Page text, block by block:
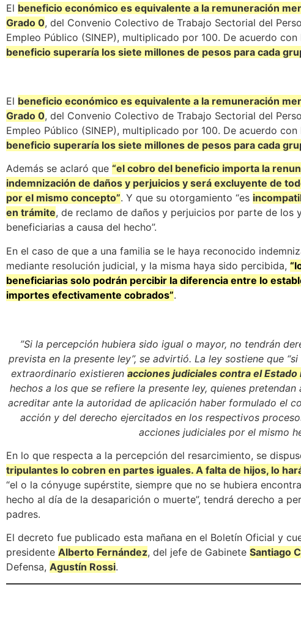
El beneficio económico es equivalente a la remuneración
Grado 0, del Convenio Colectivo de Trabajo Sectorial del
Empleo Público (SINEP), multiplicado por 100. De acuerdo
beneficio superaría los siete millones de pesos para cada
El beneficio económico es equivalente a la remuneración
Grado 0, del Convenio Colectivo de Trabajo Sectorial del
Empleo Público (SINEP), multiplicado por 100. De acuerdo
beneficio superaría los siete millones de pesos para cada
Además se aclaró que “el cobro del beneficio importa la
indemnización de daños y perjuicios y será excluyente de
por el mismo concepto”. Y que su otorgamiento “es
en trámite, de reclamo de daños y perjuicios por parte de los
beneficiarias a causa del hecho”.
En el caso de que a una familia se le haya reconocido
mediante resolución judicial, y la misma haya sido percibida,
beneficiarias solo podrán percibir la diferencia entre lo
importes efectivamente cobrados”.
”Si la percepción hubiera sido igual o mayor, no tendrán
prevista en la presente ley”, se advirtió. La ley sostiene que
extraordinario existieren acciones judiciales contra el Estado
hechos a los que se refiere la presente ley, quienes
acreditar ante la autoridad de aplicación haber formulado el
acción y del derecho ejercitados en los respectivos
acciones judiciales por el mismo
En lo que respecta a la percepción del resarcimiento, se
tripulantes lo cobren en partes iguales. A falta de hijos, lo
“el o la cónyuge supérstite, siempre que no se hubiera
hecho al día de la desaparición o muerte”, tendrá derecho a
padres.
El decreto fue publicado esta mañana en el Boletín Oficial y
presidente Alberto Fernández, del jefe de Gabinete Santiago
Defensa, Agustín Rossi.